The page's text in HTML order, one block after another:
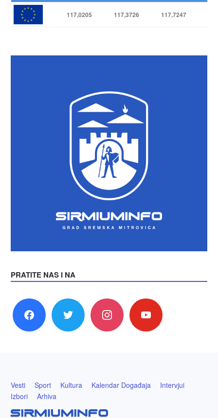
117,0205 117,3726 117,7247
PRATITE NAS I NA
facebook twitter instagram youtube
Vesti Sport Kultura Kalendar Događaja
Intervjui
Izbori
Arhiva